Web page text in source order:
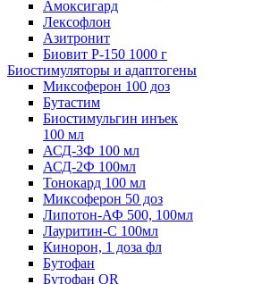
Амоксигард
Лексофлон
Азитронит
Биовит Р-150 1000 г
Биостимуляторы и адаптогены
Миксоферон 100 доз
Бутастим
Биостимульгин инъек
100 мл
АСД-3Ф 100 мл
АСД-2Ф 100мл
Тонокард 100 мл
Миксоферон 50 доз
Липотон-АФ 500, 100мл
Лауритин-С 100мл
Кинорон, 1 доза фл
Бутофан
Бутофан OR